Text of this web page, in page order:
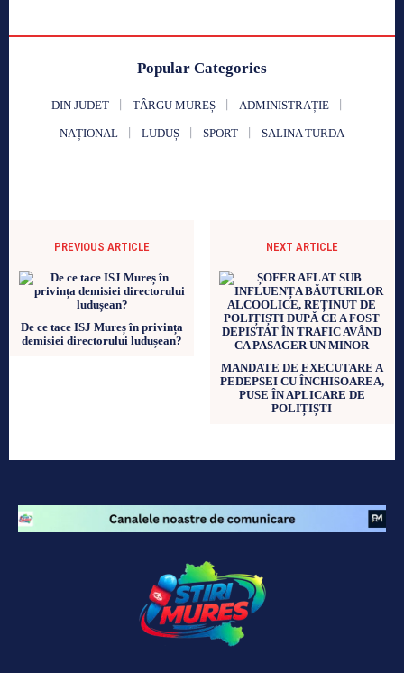
Popular Categories
DIN JUDET TÂRGU MUREȘ ADMINISTRAȚIE
NAȚIONAL LUDUȘ SPORT SALINA TURDA
PREVIOUS ARTICLE
De ce tace ISJ Mureș în privința
demisiei directorului ludușean?
NEXT ARTICLE
MANDATE DE EXECUTARE A
PEDEPSEI CU ÎNCHISOAREA,
PUSE ÎN APLICARE DE
POLIȚIȘTI